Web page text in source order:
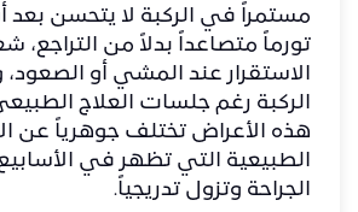
مستمراً في الركبة لا يتحسن بعد
تورماً متصاعداً بدلاً من التراجع،
الاستقرار عند المشي أو
الركبة رغم جلسات العلاج
هذه الأعراض تختلف جوهرياً عن
الطبيعية التي تظهر في
الجراحة وتزول تدريجياً.